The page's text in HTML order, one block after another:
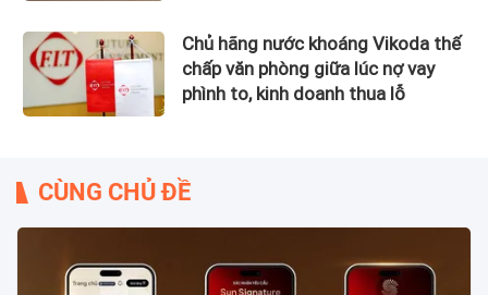
Chủ hãng nước khoáng Vikoda thế
chấp văn phòng giữa lúc nợ vay
phình to, kinh doanh thua lỗ
CÙNG CHỦ ĐỀ